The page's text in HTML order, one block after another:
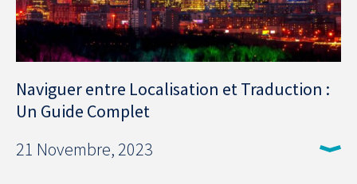
Naviguer entre Localisation et Traduction :
Un Guide Complet
21 Novembre, 2023